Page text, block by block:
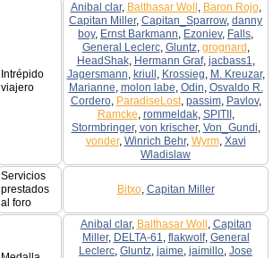
Intrépido
viajero
Anibal clar, Balthasar Woll , Baron Rojo,
Capitan Miller, Capitan_Sparrow, danny
boy, Ernst Barkmann, Ezoniev, Falls,
General Leclerc, Gluntz, grognard ,
HeadShak, Hermann Graf, jacbass1,
Jagersmann, kriull , Krossieg, M. Kreuzar,
Marianne, molon labe, Odin, Osvaldo R.
Cordero, ParadiseLost, passim, Pavlov,
Ramcke, rommeldak, SPITII ,
Stormbringer, von krischer, Von_Gundi,
vonder, Winrich Behr, Wyrm, Xavi
Wladislaw
Servicios
prestados
al foro
Bitxo, Capitan Miller
Anibal clar, Balthasar Woll , Capitan
Miller, DELTA-61, flakwolf, General
Leclerc, Gluntz, jaime, jaimillo, Jose